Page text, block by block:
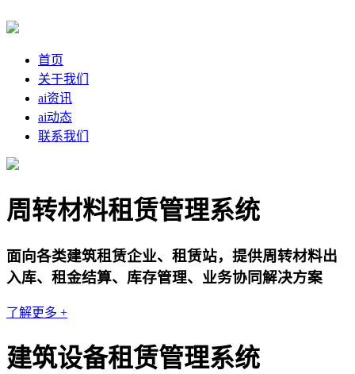
首页
关于我们
ai资讯
ai动态
联系我们
周转材料租赁管理系统
面向各类建筑租赁企业、租赁站，提供周转材料出
入库、租金结算、库存管理、业务协同解决方案
了解更多 +
建筑设备租赁管理系统